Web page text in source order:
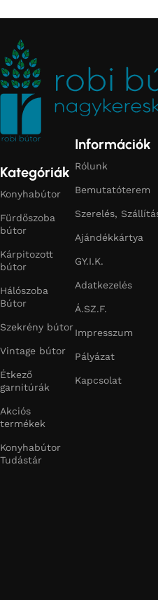
Kategóriák
Konyhabútor
Fürdőszoba
bútor
Kárpitozott
bútor
Hálószoba
Bútor
Szekrény bútor
Vintage bútor
Étkező
garnitúrák
Akciós
termékek
Konyhabútor
Tudástár
Információk
Rólunk
Bemutatóterem
Szerelés,
Ajándékkártya
GY.I.K.
Adatkezelés
Á.SZ.F.
Impresszum
Pályázat
Kapcsolat